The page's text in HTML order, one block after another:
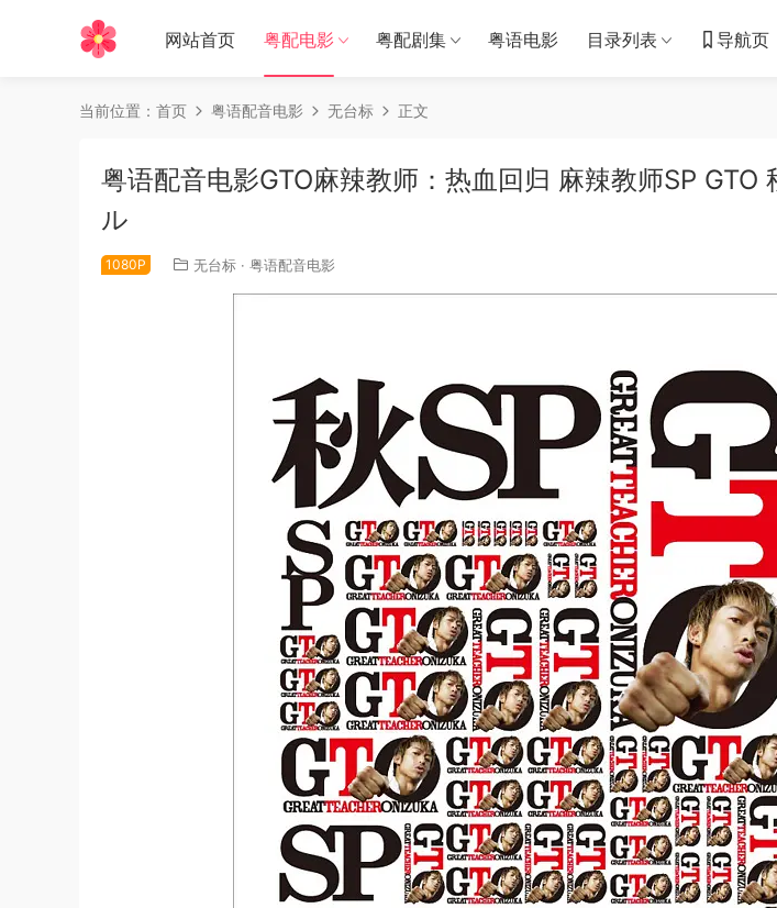
网站首页 粤配电影 粤配剧集 粤语电影 目录列表 导航页
当前位置： 首页 粤语配音电影 无台标 正文
粤语配音电影GTO麻辣教师：热血回归 麻辣教师SP GTO
ル
1080P 无台标 · 粤语配音电影